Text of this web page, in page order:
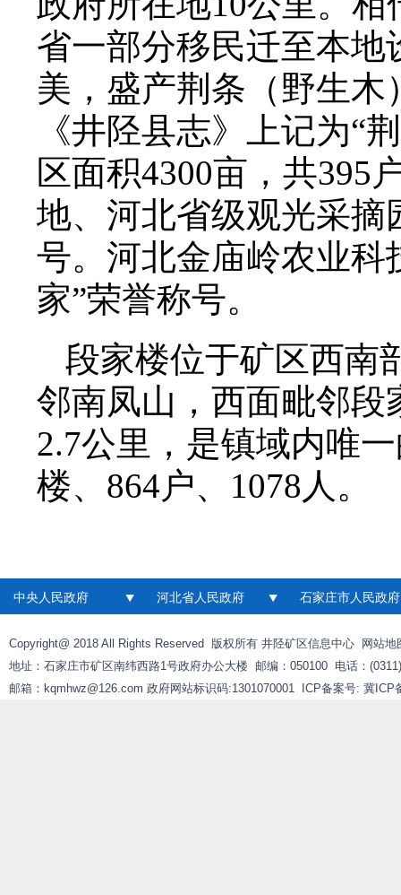
省一部分移民迁至本
美，盛产荆条（野生
《井陉县志》上记为“
区面积4300亩，共395
地、河北省级观光采
号。河北金庙岭农业科
家”荣誉称号。
段家楼位于矿区西南
邻南凤山，西面毗邻
2.7公里，是镇域内唯
楼、864户、1078人。